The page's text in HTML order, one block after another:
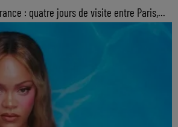
: quatre jours de visite entre Paris,...